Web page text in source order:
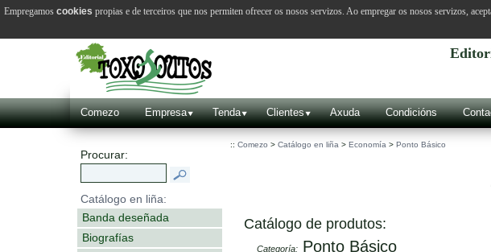
Comezo Empresa Tenda Clientes Axuda Condicións
Procurar:
Catálogo en liña:
Banda deseñada
Biografías
:: Comezo > Catálogo en liña > Economía > Ponto Básico
Catálogo de produtos:
Categoría: Ponto Básico
Empregamos cookies propias e de terceiros que nos permiten ofrecer os nosos servizos. Ao empregar os nosos servizos,